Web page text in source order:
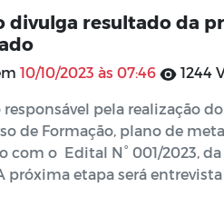
divulga resultado da
10/10/2023 às 07:46 1244
responsável pela realização
de Formação, plano de
com o Edital N° 001/2023,
próxima etapa será